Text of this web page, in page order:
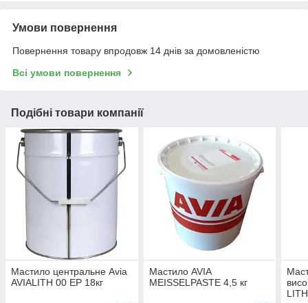
Умови повернення
Повернення товару впродовж 14 днів за домовленістю
Всі умови повернення
Подібні товари компанії
Мастило центральне Avia
AVIALITH 00 EP 18кг
Мастило AVIA
MEISSELPASTE 4,5 кг